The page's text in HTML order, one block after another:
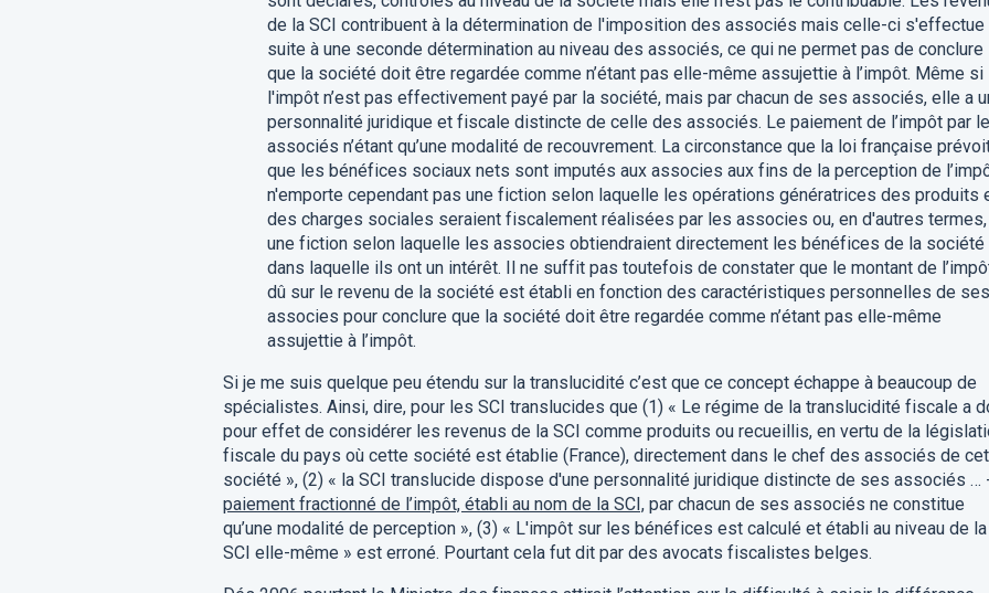
de la SCI contribuent à la détermination de l'imposition des associés mais celle-ci s'effectue
suite à une seconde détermination au niveau des associés, ce qui ne permet pas de conclure
que la société doit être regardée comme n’étant pas elle-même assujettie à l’impôt. Même si
l'impôt n’est pas effectivement payé par la société, mais par chacun de ses associés, elle a
personnalité juridique et fiscale distincte de celle des associés. Le paiement de l’impôt par
associés n’étant qu’une modalité de recouvrement. La circonstance que la loi française
que les bénéfices sociaux nets sont imputés aux associes aux fins de la perception de
n'emporte cependant pas une fiction selon laquelle les opérations génératrices des produits
des charges sociales seraient fiscalement réalisées par les associes ou, en d'autres termes,
une fiction selon laquelle les associes obtiendraient directement les bénéfices de la société
dans laquelle ils ont un intérêt. Il ne suffit pas toutefois de constater que le montant de
dû sur le revenu de la société est établi en fonction des caractéristiques personnelles de ses
associes pour conclure que la société doit être regardée comme n’étant pas elle-même
assujettie à l’impôt.
Si je me suis quelque peu étendu sur la translucidité c’est que ce concept échappe à beaucoup de
spécialistes. Ainsi, dire, pour les SCI translucides que (1) « Le régime de la translucidité fiscale a
pour effet de considérer les revenus de la SCI comme produits ou recueillis, en vertu de la
fiscale du pays où cette société est établie (France), directement dans le chef des associés de
société », (2) « la SCI translucide dispose d'une personnalité juridique distincte de ses associés …
paiement fractionné de l’impôt, établi au nom de la SCI, par chacun de ses associés ne constitue
qu’une modalité de perception », (3) « L'impôt sur les bénéfices est calculé et établi au niveau de la
SCI elle-même » est erroné. Pourtant cela fut dit par des avocats fiscalistes belges.